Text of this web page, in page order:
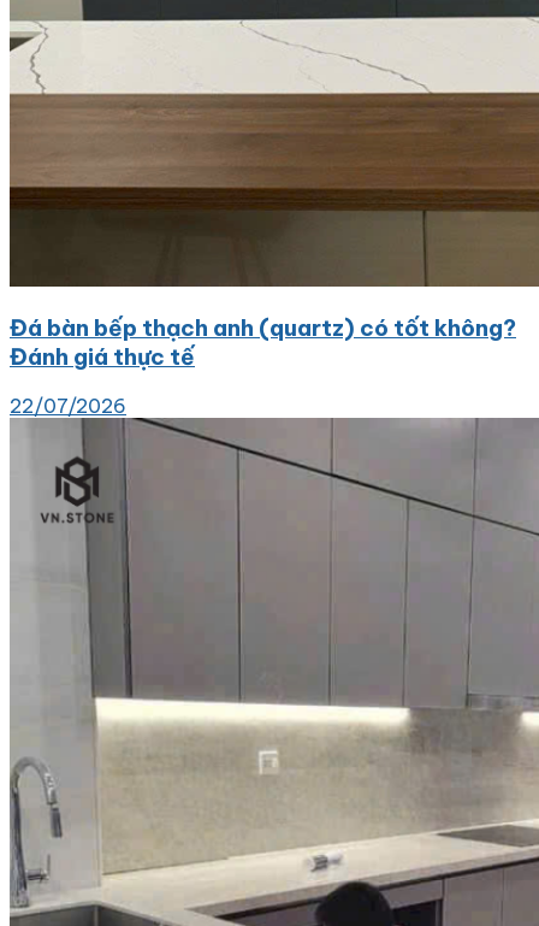
Đá bàn bếp thạch anh (quartz) có tốt không?
Đánh giá thực tế
22/07/2026